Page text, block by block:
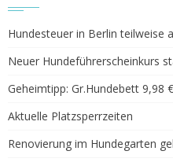
Hundesteuer in Berlin teilweise
Neuer Hundeführerscheinkurs
Geheimtipp: Gr.Hundebett 9,98
Aktuelle Platzsperrzeiten
Renovierung im Hundegarten